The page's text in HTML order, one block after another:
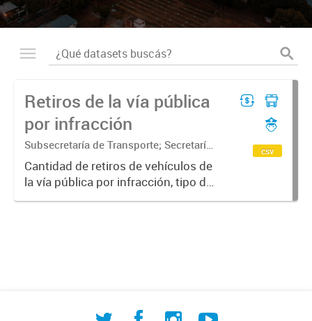
Retiros de la vía pública
por infracción
Subsecretaría de Transporte; Secretaría
de Movilidad Urbana y Seguridad
ciudadana
Cantidad de retiros de vehículos de
la vía pública por infracción, tipo de
vehículo y tipo de infracción
csv